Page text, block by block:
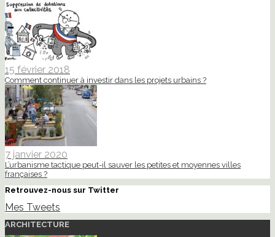
15 février 2018
Comment continuer à investir dans les projets urbains ?
7 janvier 2020
L’urbanisme tactique peut-il sauver les petites et moyennes villes
françaises ?
Retrouvez-nous sur Twitter
Mes Tweets
ARCHITECTURE